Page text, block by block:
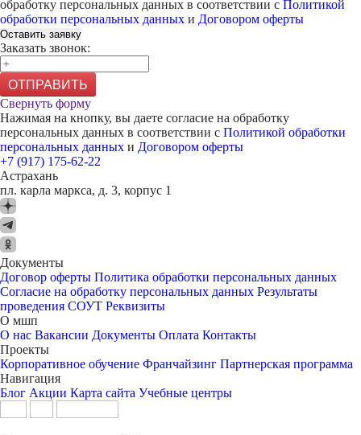
обработку персональных данных в соответствии с Политикой
обработки персональных данных и Договором оферты
Оставить заявку
Заказать звонок:
ОТПРАВИТЬ
Свернуть форму
Нажимая на кнопку, вы даете согласие на обработку
персональных данных в соответствии с Политикой обработки
персональных данных и Договором оферты
+7 (917) 175-62-22
Астрахань
пл. карла маркса, д. 3, корпус 1
Документы
Договор оферты Политика обработки персональных данных
Согласие на обработку персональных данных Результаты
проведения СОУТ Реквизиты
О мшп
О нас Вакансии Документы Оплата Контакты
Проекты
Корпоративное обучение Франчайзинг Партнерская программа
Навигация
Блог Акции Карта сайта Учебные центры